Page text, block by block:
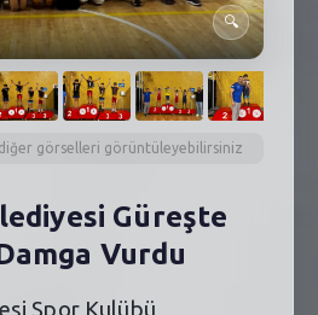
🔍
görselleri görüntüleyebilirsiniz
Güreşte
Vurdu
Spor Kulübü
KÜREK
PARKLAR
PAZAR YERLERI
ATIK YÖNETIM
PLANETARYUM